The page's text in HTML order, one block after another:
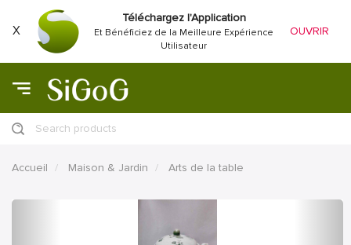
X
Téléchargez l'Application
Et Bénéficiez de la Meilleure Expérience
Utilisateur
OUVRIR
Search products
Accueil Maison & Jardin Arts de la table